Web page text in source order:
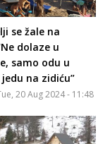
se žale na
dolaze u
samo odu u
na zidiću”
20 Aug 2024 - 11:48